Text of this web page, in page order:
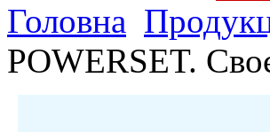
Головна
POWERSET.